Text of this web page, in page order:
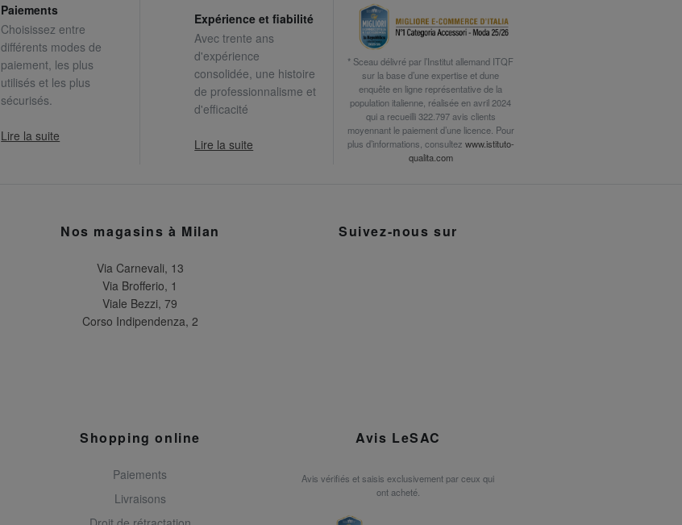
Paiements
Choisissez entre
différents modes de
paiement, les plus
utilisés et les plus
sécurisés.
Lire la suite
Expérience et fiabilité
Avec trente ans
d'expérience
consolidée, une histoire
de professionnalisme et
d'efficacité
Lire la suite
* Sceau délivré par l’Institut allemand ITQF
sur la base d’une expertise et dune
enquête en ligne représentative de la
population italienne, réalisée en avril 2024
qui a recueilli 322.797 avis clients
moyennant le paiement d’une licence. Pour
plus d’informations, consultez www.istituto-
qualita.com
Nos magasins à Milan
Via Carnevali, 13
Via Brofferio, 1
Viale Bezzi, 79
Corso Indipendenza, 2
Suivez-nous sur
Shopping online
Paiements
Livraisons
Avis LeSAC
Avis vérifiés et saisis exclusivement par ceux qui
ont acheté.